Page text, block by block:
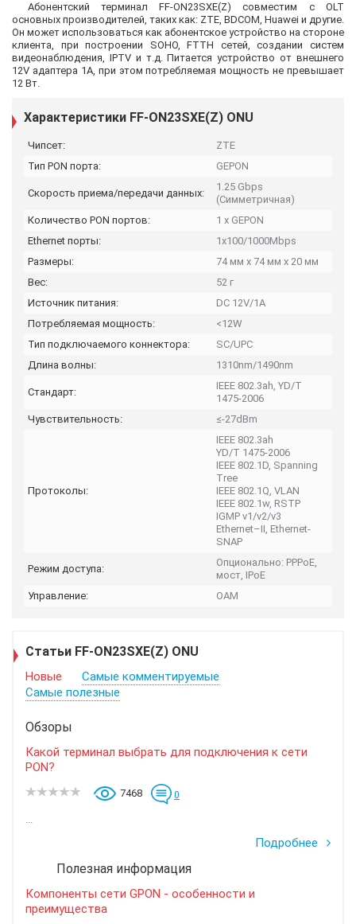
Абонентский терминал FF-ON23SXE(Z) совместим с OLT
основных производителей, таких как: ZTE, BDCOM, Huawei и другие.
Он может использоваться как абонентское устройство на стороне
клиента, при построении SOHO, FTTH сетей, создании систем
видеонаблюдения, IPTV и т.д. Питается устройство от внешнего
12V адаптера 1A, при этом потребляемая мощность не превышает
12 Вт.
Характеристики FF-ON23SXE(Z) ONU
Чипсет:
ZTE
Тип PON порта:
GEPON
Скорость приема/передачи данных:
1.25 Gbps
(Симметричная)
Количество PON портов:
1 x GEPON
Ethernet порты:
1x100/1000Mbps
Размеры:
74 мм х 74 мм х 20 мм
Вес:
52 г
Источник питания:
DC 12V/1A
Потребляемая мощность:
<12W
Тип подключаемого коннектора:
SC/UPC
Длина волны:
1310nm/1490nm
Стандарт:
IEEE 802.3ah, YD/T
1475-2006
Чувствительность:
≤-27dBm
Протоколы:
IEEE 802.3ah
YD/T 1475-2006
IEEE 802.1D, Spanning
Tree
IEEE 802.1Q, VLAN
IEEE 802.1w, RSTP
IGMP v1/v2/v3
Ethernet–II, Ethernet-
SNAP
Режим доступа:
Опционально: PPPoE,
мост, IPoE
Управление:
OAM
Статьи FF-ON23SXE(Z) ONU
Новые
Самые комментируемые
Самые полезные
Обзоры
Какой терминал выбрать для подключения к сети
PON?
7468 0
...
Подробнее
Полезная информация
Компоненты сети GPON - особенности и
преимущества